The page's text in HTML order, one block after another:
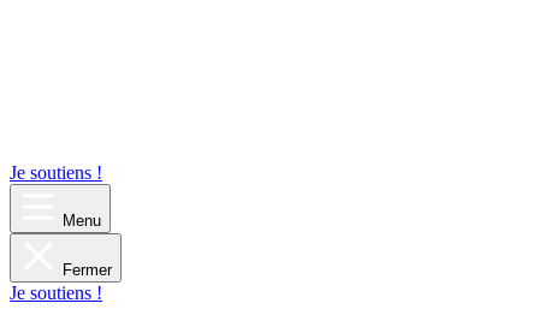
Je soutiens !
Menu
Fermer
Je soutiens !